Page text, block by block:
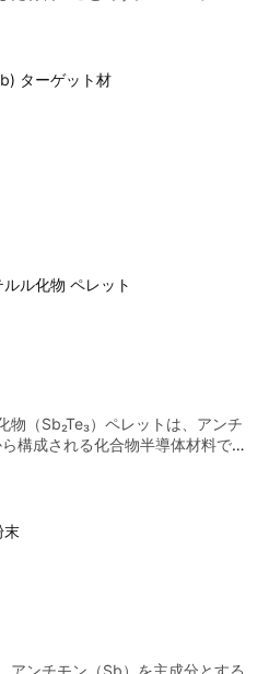
・原子番号 51 ・比重 約 6.68
金属（Metalloid） 特徴： ・電
体に近い性質 ・熱電材料として利
）とは 材料内部が1つの結晶方
普通の金属 → 多結晶（たくさん
無い メリット ・電子特性が安定
ターゲット材
ル化物 ペレット
物（Sb₂Te₃）ペレットは、アンチ
構成される化合物半導体材料で、
原料として使用されます。 特に
として重要であり、室温付近での熱
や熱電発電用途に利用されます。
容易で、蒸着やスパッタリングタ
しています。 ■ 主な用途 熱電発
ジュール、半導体研究、成膜・焼
態により変動） ■ 形状 ペレッ
スタム対応可能 ■ 特徴まとめ 熱
末
アンチモン（Sb）を主成分とする